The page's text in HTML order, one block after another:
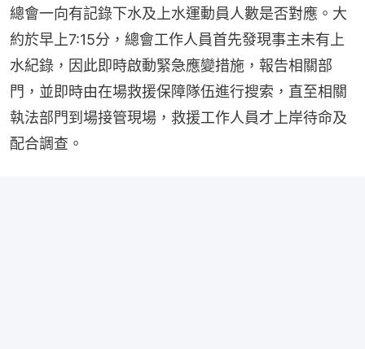
總會一向有記錄下水及上水運動員人數是否對應。大
約於早上7:15分，總會工作人員首先發現事主未有上
水紀錄，因此即時啟動緊急應變措施，報告相關部
門，並即時由在場救援保障隊伍進行搜索，直至相關
執法部門到場接管現場，救援工作人員才上岸待命及
配合調查。